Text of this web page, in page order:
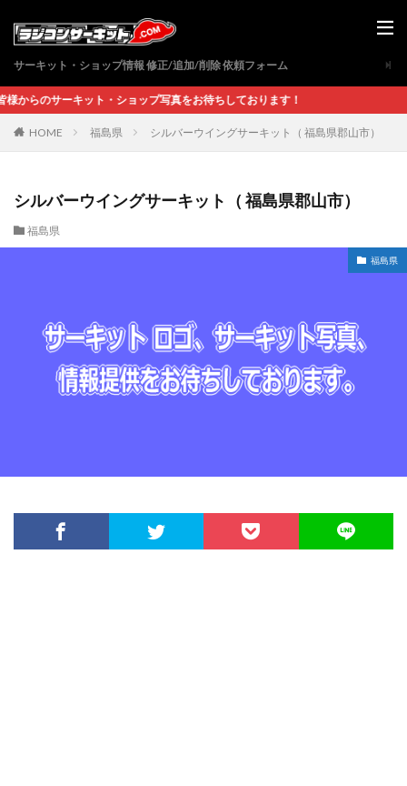
サーキット・ショップ情報 修正/追加/削除 依頼フォーム
ーキット・ショップ写真をお待ちしております！
HOME 福島県 シルバーウイングサーキット（ 福島県郡山市）
シルバーウイングサーキット（ 福島県郡山市）
福島県
福島県